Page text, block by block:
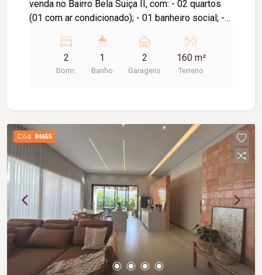
venda no Bairro Bela Suiça II, com: - 02 quartos
(01 com ar condicionado); - 01 banheiro social; -
conjugada; - 01 área de serviço coberta; - quintal
cimentado; - garagem para 02 veículos.
2
Dorm.
1
Banho
2
Garagens
160 m²
Terreno
Cód. 84655